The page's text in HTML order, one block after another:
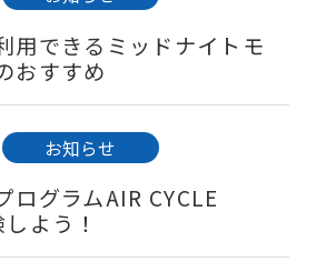
用できるミッドナイトモ
おすすめ
お知らせ
ログラムAIR CYCLE
よう！